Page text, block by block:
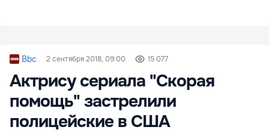
Bbc 2 сентября 2018, 09:00 15 077
Актрису сериала "Скорая
помощь" застрелили
полицейские в США